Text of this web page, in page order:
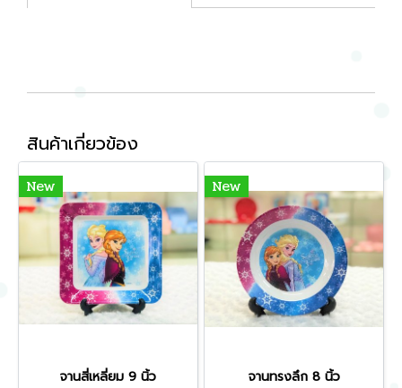
สินค้าเกี่ยวข้อง
New
จานสี่เหลี่ยม 9 นิ้ว
New
จานทรงลึก 8 นิ้ว